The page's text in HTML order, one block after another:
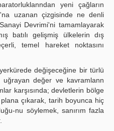
yeni çağların
uzanan çizgisinde ne denli
Devrimi'ni tamamlayarak
batılı gelişmiş ülkelerin dış
temel hareket noktasını
değişeceğine bir türlü
uğrayan değer ve kavramlann
karşısında; devletlerin bölge
çıkarak, tarih boyunca hiç
nu söylemek, sanırım fazla